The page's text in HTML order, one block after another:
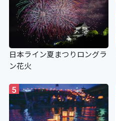
日本ライン夏まつりロングラ
ン花火
5